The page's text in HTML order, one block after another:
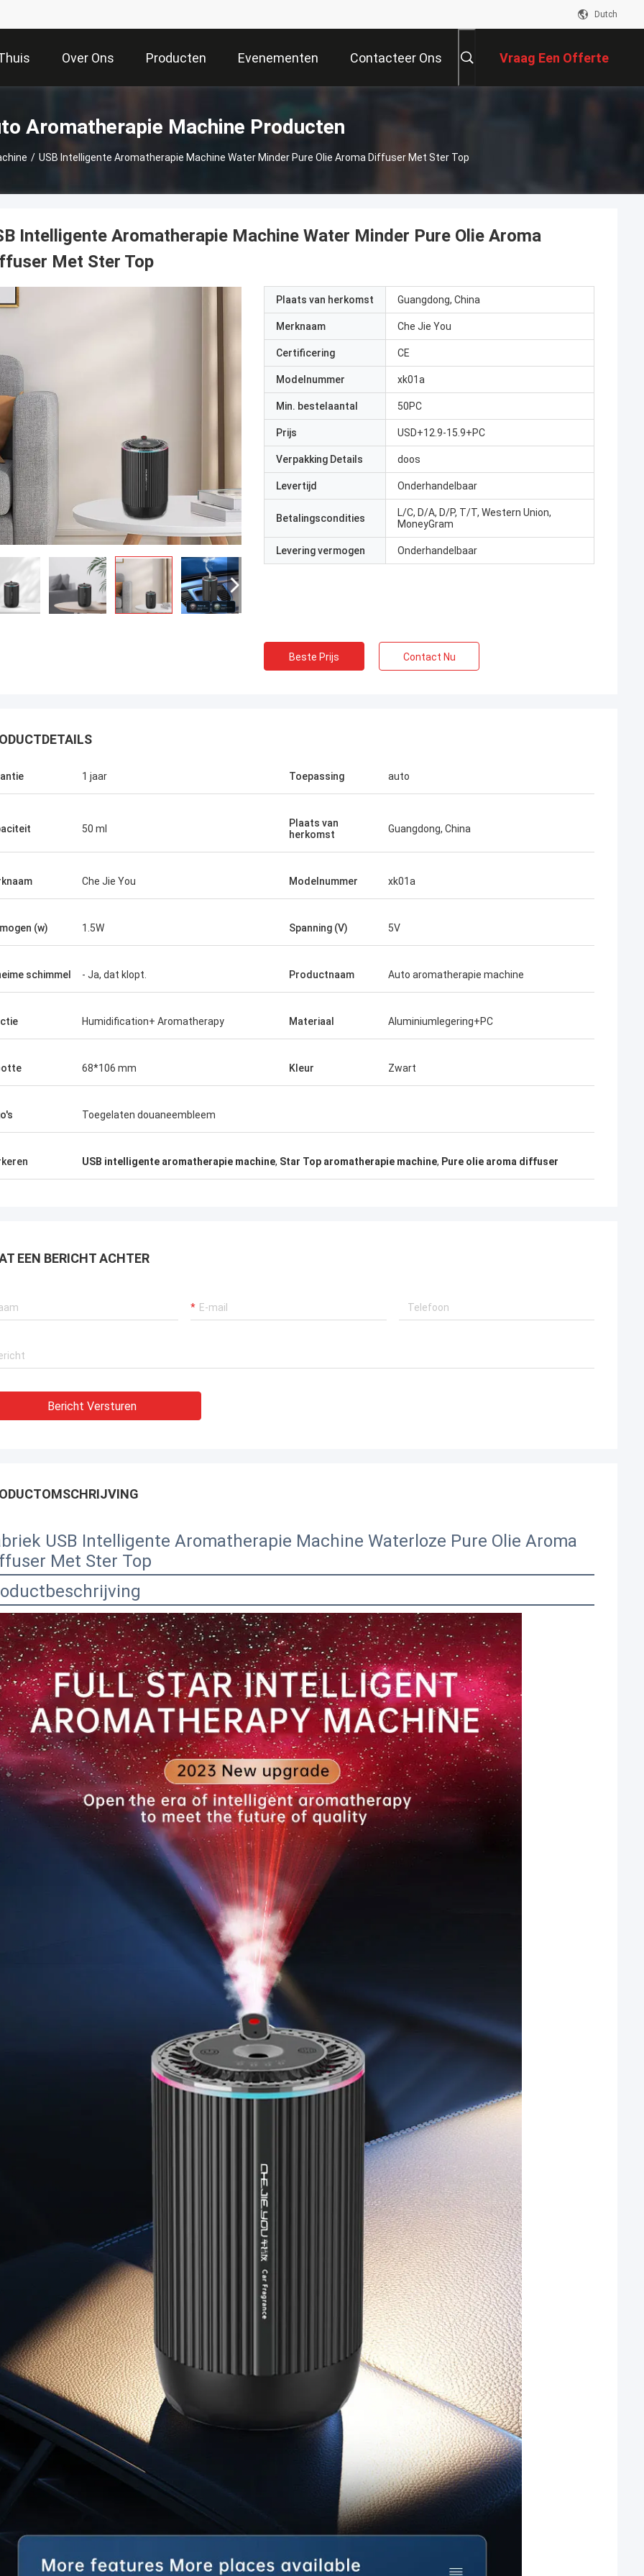
Dutch
Over Ons Producten Evenementen Contacteer Ons Vraag Een Offerte
Aromatherapie Machine Producten
/ USB Intelligente Aromatherapie Machine Water Minder Pure Olie Aroma Diffuser Met Ster Top
is zeer goed, het geselecteerde
Intelligente Aromatherapie Machine Water Minder Pure Olie Aroma
Met Ster Top
Plaats van herkomst Guangdong, China
Merknaam Che Jie You
Certificering CE
Modelnummer xk01a
Min. bestelaantal 50PC
Prijs USD+12.9-15.9+PC
Verpakking Details doos
Levertijd Onderhandelbaar
Betalingscondities
L/C, D/A, D/P, T/T, Western Union,
MoneyGram
Levering vermogen Onderhandelbaar
Beste Prijs Contact Nu
1 jaar Toepassing auto
50 ml
Plaats van
herkomst
Guangdong, China
Che Jie You Modelnummer xk01a
(w) 1.5W Spanning (V) 5V
schimmel - Ja, dat klopt. Productnaam Auto aromatherapie machine
Humidification+ Aromatherapy Materiaal Aluminiumlegering+PC
68*106 mm Kleur Zwart
Toegelaten douaneembleem
USB intelligente aromatherapie machine, Star Top aromatherapie machine, Pure olie aroma diffuser
EEN BERICHT ACHTER
Bericht Versturen
USB Intelligente Aromatherapie Machine Waterloze Pure Olie Aroma
Met Ster Top